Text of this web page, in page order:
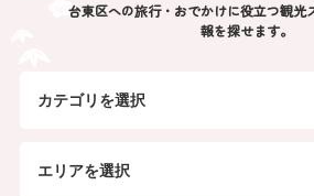
台東区への旅行・おでかけに役立つ観光
報を探せます。
カテゴリを選択
エリアを選択